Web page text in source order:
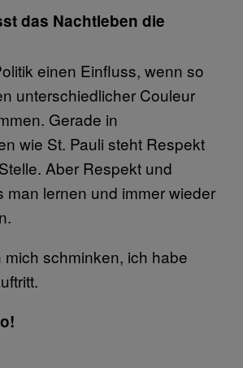
das Nachtleben die
einen Einfluss, wenn so
unterschiedlicher Couleur
Gerade in
wie St. Pauli steht Respekt
Aber Respekt und
man lernen und immer wieder
schminken, ich habe